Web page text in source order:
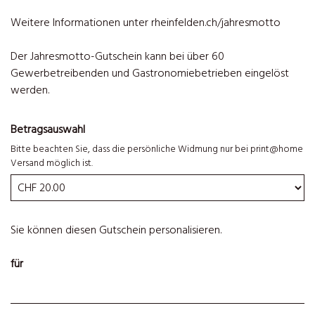
Weitere Informationen unter rheinfelden.ch/jahresmotto
Der Jahresmotto-Gutschein kann bei über 60
Gewerbetreibenden und Gastronomiebetrieben eingelöst
werden.
Betragsauswahl
Bitte beachten Sie, dass die persönliche Widmung nur bei print@home
Versand möglich ist.
Sie können diesen Gutschein personalisieren.
für